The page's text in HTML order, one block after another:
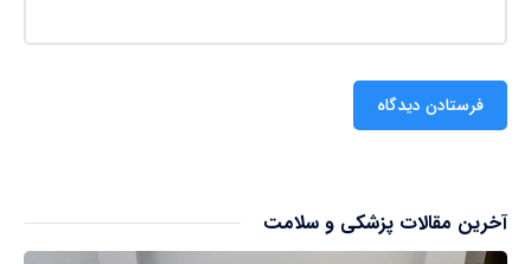
آخرین مقالات پزشکی و سلامت